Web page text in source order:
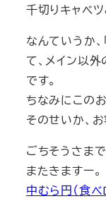
千切りキャベ
なんていうか
て、メイン以
です。
ちなみにこの
そのせいか、
ごちそうさまで
またきますー。
中むら円（食べ